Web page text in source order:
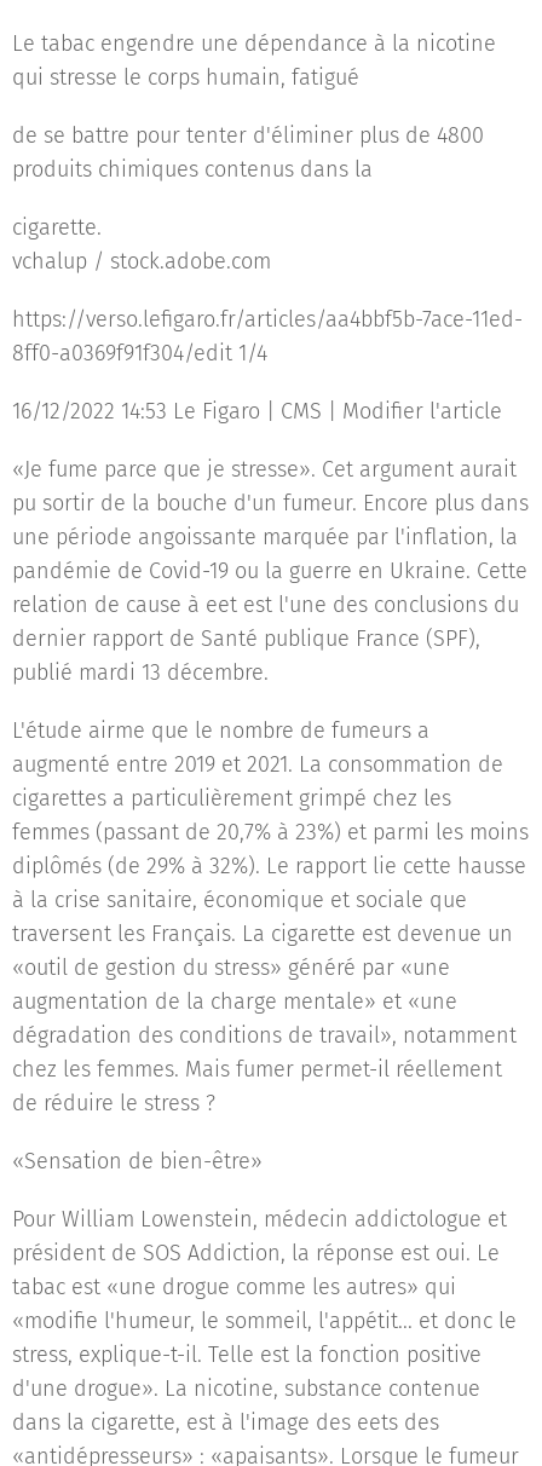
Le tabac engendre une dépendance à la nicotine
qui stresse le corps humain, fatigué
de se battre pour tenter d'éliminer plus de 4800
produits chimiques contenus dans la
cigarette.
vchalup / stock.adobe.com
https://verso.lefigaro.fr/articles/aa4bbf5b-7ace-11ed-
8ff0-a0369f91f304/edit 1/4
16/12/2022 14:53 Le Figaro | CMS | Modifier l'article
«Je fume parce que je stresse». Cet argument aurait
pu sortir de la bouche d'un fumeur. Encore plus dans
une période angoissante marquée par l'inflation, la
pandémie de Covid-19 ou la guerre en Ukraine. Cette
relation de cause à eet est l'une des conclusions du
dernier rapport de Santé publique France (SPF),
publié mardi 13 décembre.
L'étude airme que le nombre de fumeurs a
augmenté entre 2019 et 2021. La consommation de
cigarettes a particulièrement grimpé chez les
femmes (passant de 20,7% à 23%) et parmi les moins
diplômés (de 29% à 32%). Le rapport lie cette hausse
à la crise sanitaire, économique et sociale que
traversent les Français. La cigarette est devenue un
«outil de gestion du stress» généré par «une
augmentation de la charge mentale» et «une
dégradation des conditions de travail», notamment
chez les femmes. Mais fumer permet-il réellement
de réduire le stress ?
«Sensation de bien-être»
Pour William Lowenstein, médecin addictologue et
président de SOS Addiction, la réponse est oui. Le
tabac est «une drogue comme les autres» qui
«modifie l'humeur, le sommeil, l'appétit... et donc le
stress, explique-t-il. Telle est la fonction positive
d'une drogue». La nicotine, substance contenue
dans la cigarette, est à l'image des eets des
«antidépresseurs» : «apaisants». Lorsque le fumeur